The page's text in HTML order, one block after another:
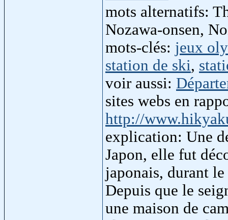
mots alternatifs:
Nozawa-onsen,
mots-clés: jeux
station de ski,
voir aussi:
sites webs en
http://
explication: Une
Japon, elle fut
japonais, durant
Depuis que le
une maison de